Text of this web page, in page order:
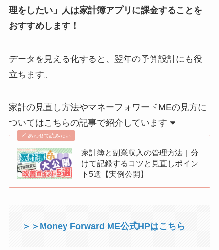
理をしたい」人は家計簿アプリに課金することを
おすすめします！
データを見える化すると、翌年の予算設計にも役
立ちます。
家計の見直し方法やマネーフォワードMEの見方に
ついてはこちらの記事で紹介しています
あわせて読みたい
家計簿と副業収入の管理方法｜分
けて記録するコツと見直しポイン
ト5選【実例公開】
＞＞Money Forward ME公式HPはこちら